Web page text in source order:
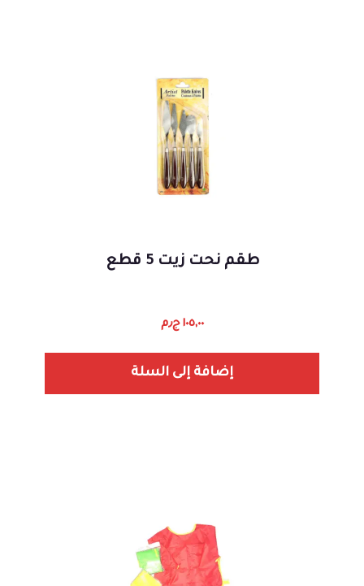
طقم نحت زيت 5 قطع
١٠٥,٠٠ ج٫م
إضافة إلى السلة